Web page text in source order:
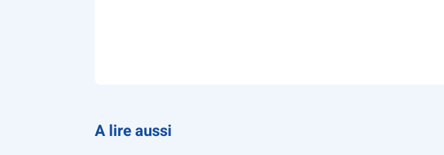
A lire aussi